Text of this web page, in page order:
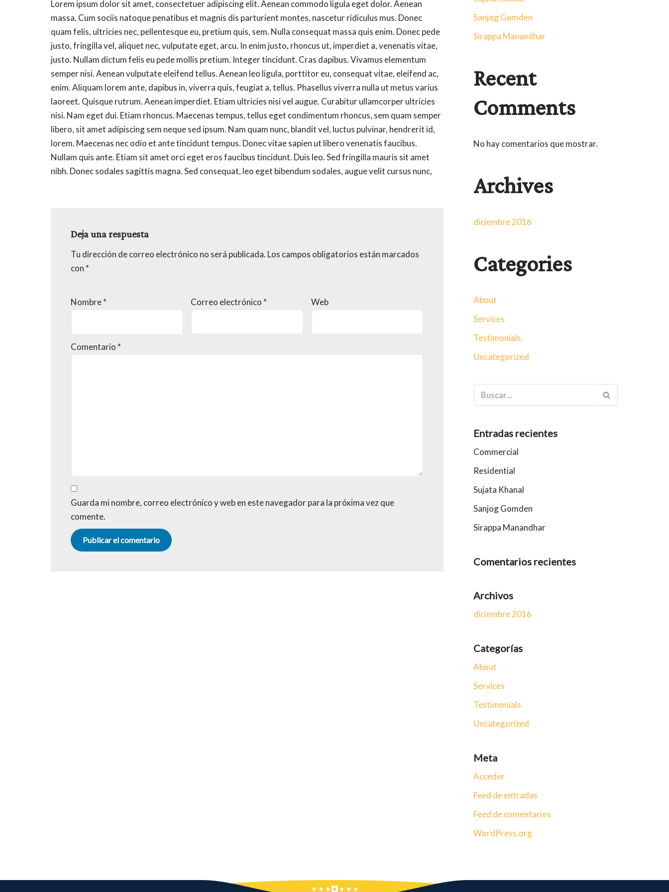
Lorem ipsum dolor sit amet, consectetuer adipiscing elit. Aenean commodo ligula eget dolor. Aenean
massa. Cum sociis natoque penatibus et magnis dis parturient montes, nascetur ridiculus mus. Donec
quam felis, ultricies nec, pellentesque eu, pretium quis, sem. Nulla consequat massa quis enim. Donec pede
justo, fringilla vel, aliquet nec, vulputate eget, arcu. In enim justo, rhoncus ut, imperdiet a, venenatis vitae,
justo. Nullam dictum felis eu pede mollis pretium. Integer tincidunt. Cras dapibus. Vivamus elementum
semper nisi. Aenean vulputate eleifend tellus. Aenean leo ligula, porttitor eu, consequat vitae, eleifend ac,
enim. Aliquam lorem ante, dapibus in, viverra quis, feugiat a, tellus. Phasellus viverra nulla ut metus varius
laoreet. Quisque rutrum. Aenean imperdiet. Etiam ultricies nisi vel augue. Curabitur ullamcorper ultricies
nisi. Nam eget dui. Etiam rhoncus. Maecenas tempus, tellus eget condimentum rhoncus, sem quam semper
libero, sit amet adipiscing sem neque sed ipsum. Nam quam nunc, blandit vel, luctus pulvinar, hendrerit id,
lorem. Maecenas nec odio et ante tincidunt tempus. Donec vitae sapien ut libero venenatis faucibus.
Nullam quis ante. Etiam sit amet orci eget eros faucibus tincidunt. Duis leo. Sed fringilla mauris sit amet
nibh. Donec sodales sagittis magna. Sed consequat, leo eget bibendum sodales, augue velit cursus nunc,
Deja una respuesta
Tu dirección de correo electrónico no será publicada. Los campos obligatorios están marcados
con *
Nombre* Correo electrónico * Web
Comentario *
Guarda mi nombre, correo electrónico y web en este navegador para la próxima vez que
comente.
Sanjog Gomden
Sirappa Manandhar
Recent
Comments
No hay comentarios que mostrar.
Archives
diciembre 2016
Categories
About
Services
Testimonials
Uncategorized
Entradas recientes
Commercial
Residential
Sujata Khanal
Sanjog Gomden
Sirappa Manandhar
Comentarios recientes
Archivos
diciembre 2016
Categorías
About
Services
Testimonials
Uncategorized
Meta
Acceder
Feed de entradas
Feed de comentarios
WordPress.org